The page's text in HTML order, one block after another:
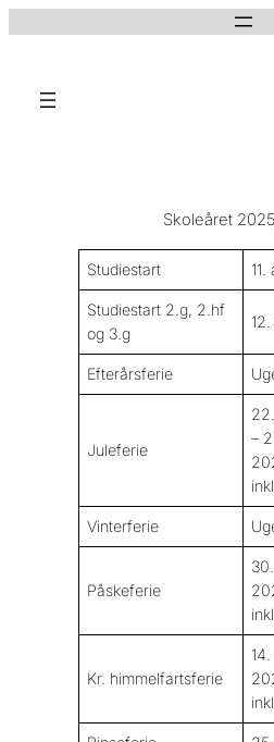
Skoleåret
Studiestart
Studiestart 2.g, 2.hf
og 3.g
Efterårsferie
Juleferie
–
Vinterferie
Påskeferie
Kr. himmelfartsferie